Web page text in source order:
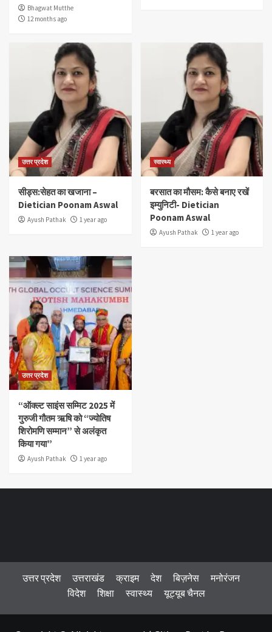
Bhagwat Mutthe
12 months ago
उत्तर प्रदेश
सीड्स:सेहत का खजाना –
Dietician Poonam Aswal
Ayush Pathak 1 year ago
स्वास्थ्य
बरसात का मौसम: कैसे बनाए रखें
इम्युनिटी- Dietician
Poonam Aswal
Ayush Pathak 1 year ago
उत्तर प्रदेश
“ऑक्ल्ट साइंस सम्मिट 2025 में
गुरुजी गौतम ऋषि को “ज्योतिष
शिरोमणि सम्मान” से अलंकृत
किया गया”
Ayush Pathak 1 year ago
उत्तर प्रदेश उत्तराखंड क्राइम देश बिज़नेस
मनोरंजन
विदेश
शिक्षा स्वास्थ्य यूट्यूब चैनल